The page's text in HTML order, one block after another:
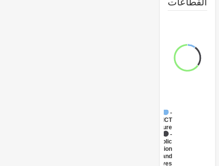
Infrastructure
Administration
- Energy and
Extractives